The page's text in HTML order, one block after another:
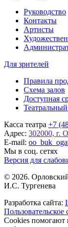
Руководство
Контакты
Артисты
Для зрителей
Правила
Схема залов
Доступная
Касса театра +7
Адрес: 302000, г.
E-mail:
Мы в соц. сетях
Версия для
© 2026.
И.С. Тургенева
Разработка сайта:
Пользовательское
Cookies помогают